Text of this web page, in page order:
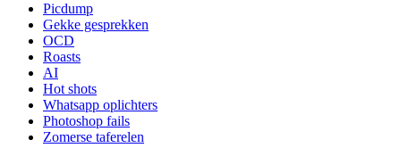
Picdump
Gekke gesprekken
OCD
Roasts
AI
Hot shots
Whatsapp oplichters
Photoshop fails
Zomerse taferelen